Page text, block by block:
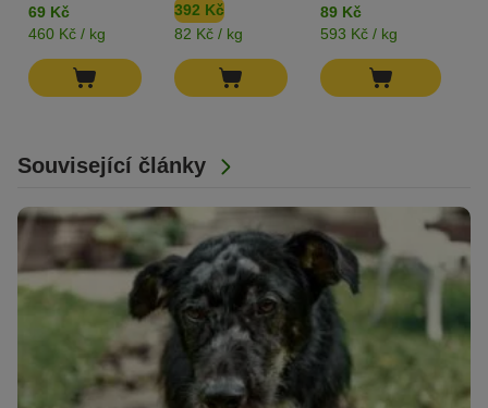
Související články
69 Kč
460 Kč / kg
392 Kč
82 Kč / kg
89 Kč
593 Kč / kg